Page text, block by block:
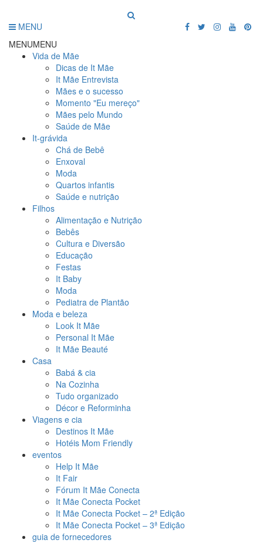
MENU
MENUMENU
Vida de Mãe
Dicas de It Mãe
It Mãe Entrevista
Mães e o sucesso
Momento "Eu mereço"
Mães pelo Mundo
Saúde de Mãe
It-grávida
Chá de Bebê
Enxoval
Moda
Quartos infantis
Saúde e nutrição
Filhos
Alimentação e Nutrição
Bebês
Cultura e Diversão
Educação
Festas
It Baby
Moda
Pediatra de Plantão
Moda e beleza
Look It Mãe
Personal It Mãe
It Mãe Beauté
Casa
Babá & cia
Na Cozinha
Tudo organizado
Décor e Reforminha
Viagens e cia
Destinos It Mãe
Hotéis Mom Friendly
eventos
Help It Mãe
It Fair
Fórum It Mãe Conecta
It Mãe Conecta Pocket
It Mãe Conecta Pocket – 2ª Edição
It Mãe Conecta Pocket – 3ª Edição
guia de fornecedores